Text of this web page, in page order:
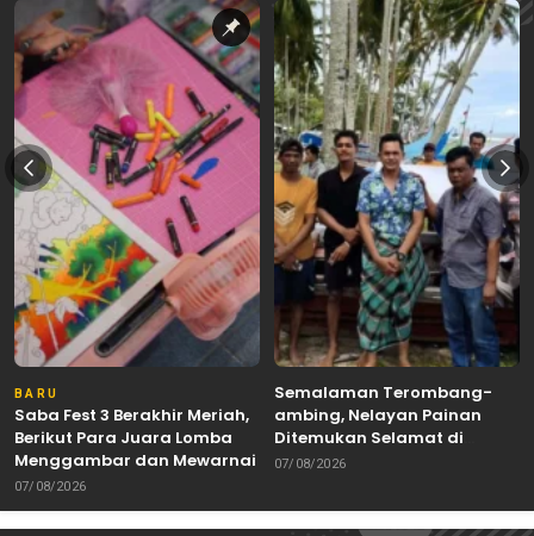
BARU
Saba Fest 3 Berakhir Meriah,
Berikut Para Juara Lomba
Menggambar dan Mewarnai
07/08/2026
Semalaman Terombang-
ambing, Nelayan Painan
Ditemukan Selamat di
Perairan Lakitan Selatan
07/08/2026